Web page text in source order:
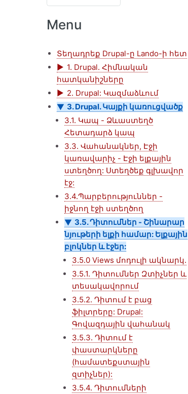
Menu
Տեղադրեք Drupal-ը Lando-ի հետ
1. Drupal. Հիմնական
հատկանիշները
2. Drupal: Կազմաձևում
3. Drupal. Կայքի կառուցվածք
3.1. Կապ - Ձևաստեղծ
Հետադարձ կապ
3.3. Վահանակներ, Էջի
կառավարիչ - Էջի ելքային
ստեղծող: Ստեղծեք գլխավոր
էջ:
3.4.Պարբերություններ -
իջնող էջի ստեղծող
3.5. Դիտումներ - Շինարար
նյութերի ելքի համար: Ելքային
բլոկներ և էջեր:
3.5.0 Views մոդուլի ակնարկ.
3.5.1. Դիտումներ Զտիչներ և
տեսակավորում
3.5.2. Դիտում է բաց
ֆիլտրերը: Drupal:
Գովազդային վահանակ
3.5.3. Դիտում է
փաստարկները
(համատեքստային
զտիչներ):
3.5.4. Դիտումների